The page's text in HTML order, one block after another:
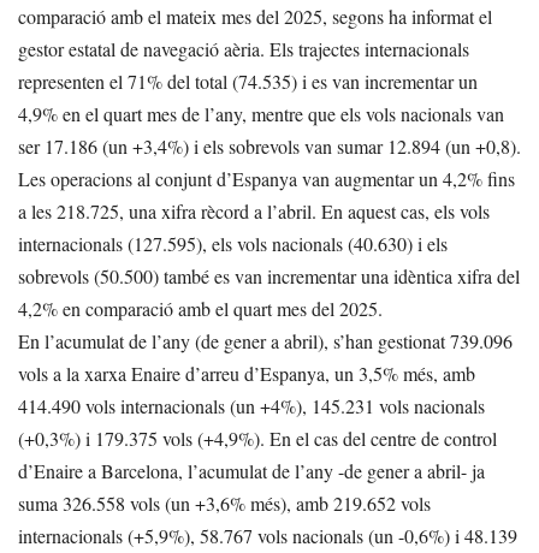
comparació amb el mateix mes del 2025, segons ha informat el
gestor estatal de navegació aèria. Els trajectes internacionals
representen el 71% del total (74.535) i es van incrementar un
4,9% en el quart mes de l’any, mentre que els vols nacionals van
ser 17.186 (un +3,4%) i els sobrevols van sumar 12.894 (un +0,8).
Les operacions al conjunt d’Espanya van augmentar un 4,2% fins
a les 218.725, una xifra rècord a l’abril. En aquest cas, els vols
internacionals (127.595), els vols nacionals (40.630) i els
sobrevols (50.500) també es van incrementar una idèntica xifra del
4,2% en comparació amb el quart mes del 2025.
En l’acumulat de l’any (de gener a abril), s’han gestionat 739.096
vols a la xarxa Enaire d’arreu d’Espanya, un 3,5% més, amb
414.490 vols internacionals (un +4%), 145.231 vols nacionals
(+0,3%) i 179.375 vols (+4,9%). En el cas del centre de control
d’Enaire a Barcelona, l’acumulat de l’any -de gener a abril- ja
suma 326.558 vols (un +3,6% més), amb 219.652 vols
internacionals (+5,9%), 58.767 vols nacionals (un -0,6%) i 48.139